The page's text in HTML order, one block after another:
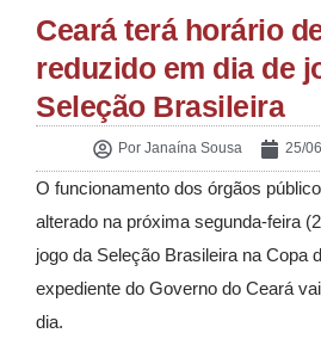
Ceará terá horário
reduzido em dia de
Seleção Brasileira
PorJanaína Sousa 25/
O funcionamento dos órgãos
alterado na próxima segunda-feira
jogo da Seleção Brasileira na Copa
expediente do Governo do Ceará
dia.